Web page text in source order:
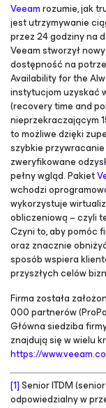
Veeamrozumie, jak
jest utrzymywanie
przez 24 godziny na
Veeam stworzył
dostępność na
Availability for the
instytucjom uzyskać
(recovery time and
nieprzekraczającym
to możliwe dzięki
szybkie
zweryfikowane
pełny wgląd. Pakiet
wchodzi
wykorzystuje
obliczeniową – czyli
Czyni to, aby pomóc
oraz znacznie
sposób wspiera
przyszłych celów
Firma została
000 partnerów
Główna siedziba
znajdują się w wielu
https://
[1]Senior ITDM
odpowiedzialny w